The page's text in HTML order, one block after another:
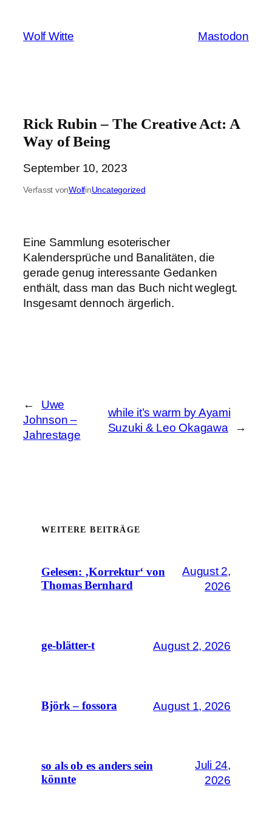
springen
Wolf Witte Mastodon
Rick Rubin – The Creative Act: A
Way of Being
September 10, 2023
Verfasst vonWolfinUncategorized
Eine Sammlung esoterischer
Kalendersprüche und Banalitäten, die
gerade genug interessante Gedanken
enthält, dass man das Buch nicht weglegt.
Insgesamt dennoch ärgerlich.
←
Uwe
Johnson –
Jahrestage
while it’s warm by Ayami
Suzuki & Leo Okagawa
→
WEITERE BEITRÄGE
Gelesen: ‚Korrektur‘ von
Thomas Bernhard
August 2,
2026
ge-blätter-t August 2, 2026
Björk – fossora August 1, 2026
so als ob es anders sein
könnte
Juli 24,
2026